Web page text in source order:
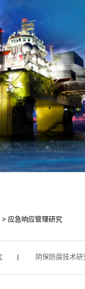
> 应急响应管理研究
阴保防腐技术研究